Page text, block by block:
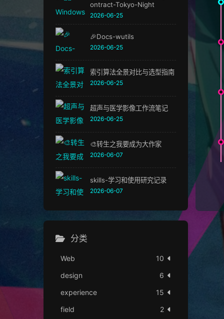
ontract-Tokyo-Night
2026-06-25
🎉Docs-wutils
2026-06-25
索引算法全景对比与选型指南
2026-06-25
超声与医学影像工作流笔记
2026-06-25
🎨转生之我要成为大作家
2026-06-07
skills-学习和使用研究记录
2026-06-07
分类
Web
10
design
6
experience
15
field
2